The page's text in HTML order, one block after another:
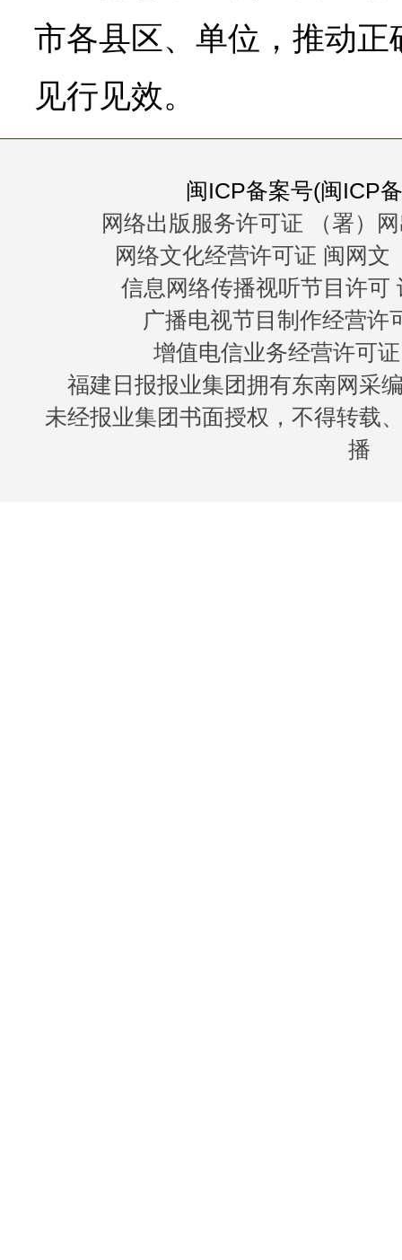
市各县区、单位，推动
见行见效。
闽ICP备案号(闽ICP
网络出版服务许可证 （署）
网络文化经营许可证 闽网文
信息网络传播视听节目许可
广播电视节目制作经营许
增值电信业务经营许可
福建日报报业集团拥有东南网采
未经报业集团书面授权，不得转载
播